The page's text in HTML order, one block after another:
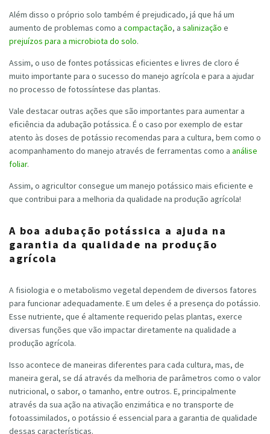
Além disso o próprio solo também é prejudicado, já que há um
aumento de problemas como a compactação, a salinização e
prejuízos para a microbiota do solo.
Assim, o uso de fontes potássicas eficientes e livres de cloro é
muito importante para o sucesso do manejo agrícola e para a ajudar
no processo de fotossíntese das plantas.
Vale destacar outras ações que são importantes para aumentar a
eficiência da adubação potássica. É o caso por exemplo de estar
atento às doses de potássio recomendas para a cultura, bem como o
acompanhamento do manejo através de ferramentas como a análise
foliar.
Assim, o agricultor consegue um manejo potássico mais eficiente e
que contribui para a melhoria da qualidade na produção agrícola!
A boa adubação potássica a ajuda na
garantia da qualidade na produção
agrícola
A fisiologia e o metabolismo vegetal dependem de diversos fatores
para funcionar adequadamente. E um deles é a presença do potássio.
Esse nutriente, que é altamente requerido pelas plantas, exerce
diversas funções que vão impactar diretamente na qualidade a
produção agrícola.
Isso acontece de maneiras diferentes para cada cultura, mas, de
maneira geral, se dá através da melhoria de parâmetros como o valor
nutricional, o sabor, o tamanho, entre outros. E, principalmente
através da sua ação na ativação enzimática e no transporte de
fotoassimilados, o potássio é essencial para a garantia de qualidade
dessas características.